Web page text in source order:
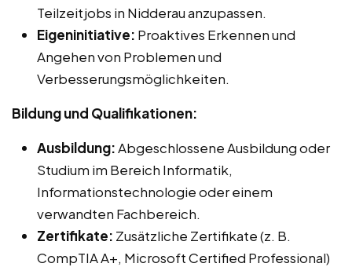
Teilzeitjobs in Nidderau anzupassen.
Eigeninitiative: Proaktives Erkennen und
Angehen von Problemen und
Verbesserungsmöglichkeiten.
Bildung und Qualifikationen:
Ausbildung:Abgeschlossene Ausbildung oder
Studium im Bereich Informatik,
Informationstechnologie oder einem
verwandten Fachbereich.
Zertifikate: Zusätzliche Zertifikate (z. B.
CompTIA A+, Microsoft Certified Professional)